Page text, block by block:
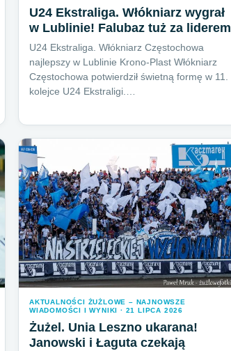
U24 Ekstraliga. Włókniarz wygrał
w Lublinie! Falubaz tuż za liderem
U24 Ekstraliga. Włókniarz Częstochowa
najlepszy w Lublinie Krono-Plast Włókniarz
Częstochowa potwierdził świetną formę w 11.
kolejce U24 Ekstraligi.…
AKTUALNOŚCI ŻUŻLOWE – NAJNOWSZE
WIADOMOŚCI I WYNIKI · 21 LIPCA 2026
Żużel. Unia Leszno ukarana!
Janowski i Łaguta czekają